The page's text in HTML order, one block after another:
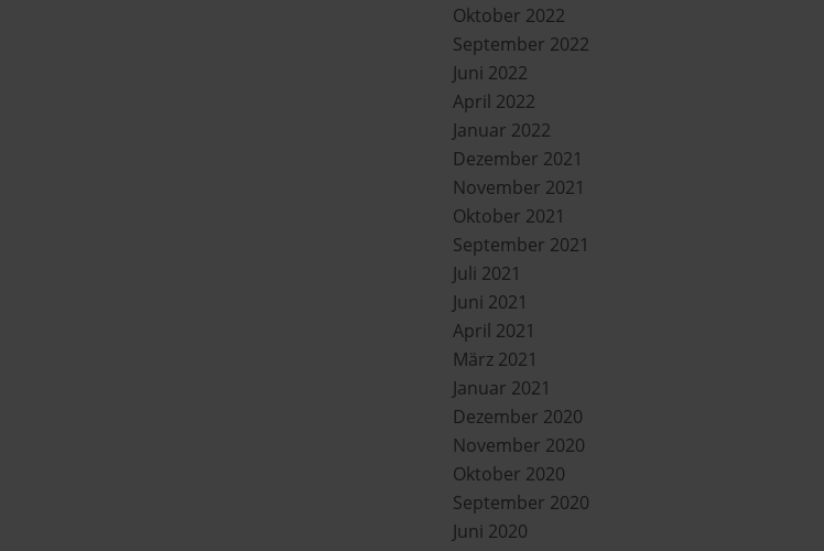
Oktober 2022
September 2022
Juni 2022
April 2022
Januar 2022
Dezember 2021
November 2021
Oktober 2021
September 2021
Juli 2021
Juni 2021
April 2021
März 2021
Januar 2021
Dezember 2020
November 2020
Oktober 2020
September 2020
Juni 2020